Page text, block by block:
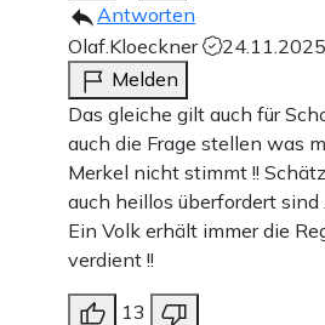
Antworten
Olaf.Kloeckner
Melden
Das gleiche gilt auch für
auch die Frage stellen was
Merkel nicht stimmt !!
auch heillos überfordert sind .
Ein Volk erhält immer die
verdient !!
13